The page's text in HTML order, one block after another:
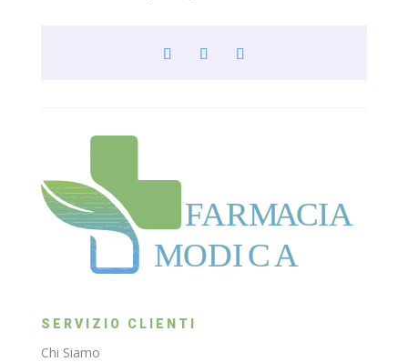
FARMACIA
MODICA
SERVIZIO CLIENTI
Chi Siamo